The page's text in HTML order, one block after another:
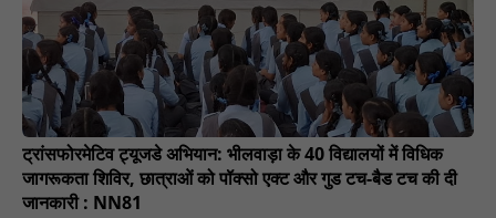
ट्रांसफोरमेटिव ट्यूजडे अभियान: भीलवाड़ा के 40 विद्यालयों में विधिक
जागरूकता शिविर, छात्राओं को पॉक्सो एक्ट और गुड टच-बैड टच की दी
जानकारी : NN81